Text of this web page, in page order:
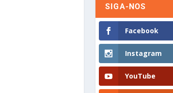
SIGA-NOS
Facebook
Instagram
YouTube